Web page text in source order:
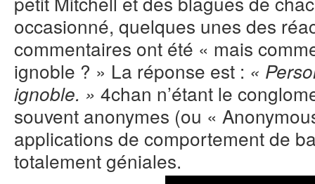
occasionné, quelques unes des
commentaires ont été « mais
ignoble ? » La réponse est : «
ignoble. » 4chan n’étant le
souvent anonymes (ou «
applications de comportement de
totalement géniales.